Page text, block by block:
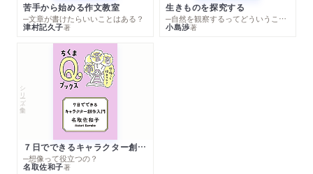
苦手から始める作文教室
─文章が書けたらいいことはある？
津村記久子著
生きものを探究する
─自然を観察するってどういうこと？
小島渉著
シリーズ・全集
７日でできるキャラクター創作入門
─想像って役立つの？
名取佐和子著